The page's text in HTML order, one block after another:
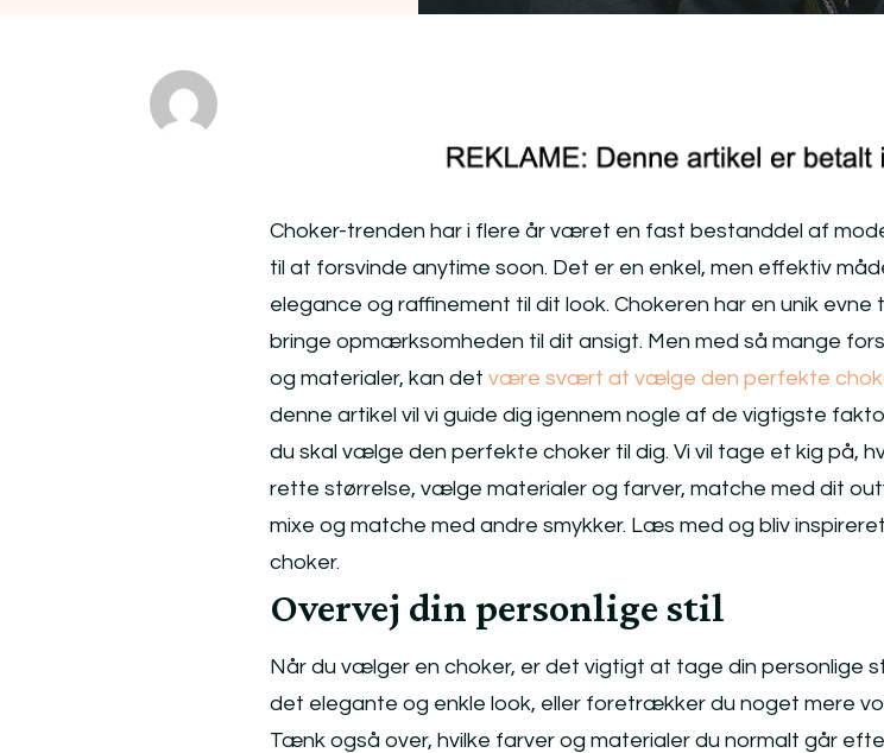
Choker-trenden har i flere år været en fast bestanddel af
til at forsvinde anytime soon. Det er en enkel, men effektiv
elegance og raffinement til dit look. Chokeren har en unik
bringe opmærksomheden til dit ansigt. Men med så mange
og materialer, kan det være svært at vælge den perfekte
denne artikel vil vi guide dig igennem nogle af de vigtigste
du skal vælge den perfekte choker til dig. Vi vil tage et kig på,
rette størrelse, vælge materialer og farver, matche med dit
mixe og matche med andre smykker. Læs med og bliv
choker.
Overvej din personlige stil
Når du vælger en choker, er det vigtigt at tage din personlige
det elegante og enkle look, eller foretrækker du noget mere
Tænk også over, hvilke farver og materialer du normalt går